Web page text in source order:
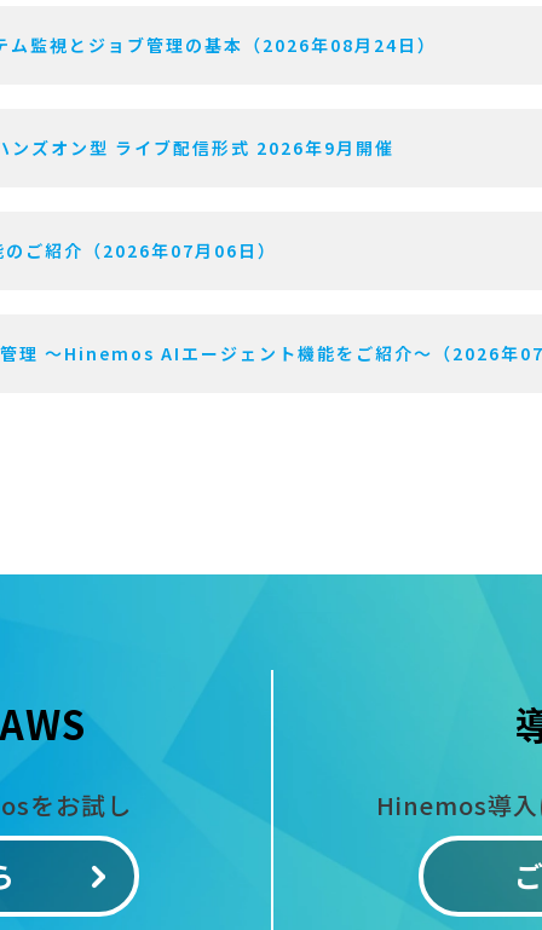
監視とジョブ管理の基本（2026年08月24日）
ズオン型 ライブ配信形式 2026年9月開催
ご紹介（2026年07月06日）
〜Hinemos AIエージェント機能をご紹介〜（2026年
をお試し Hinemos導